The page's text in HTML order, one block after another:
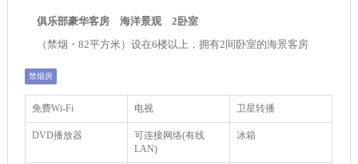
俱乐部豪华客房 海洋景观 2卧室
（禁烟・82平方米）设在6楼以上，拥有2间卧室的海景客房
禁烟房
免费Wi-Fi 电视 卫星转播
DVD播放器
可连接网络(有线
LAN)
冰箱